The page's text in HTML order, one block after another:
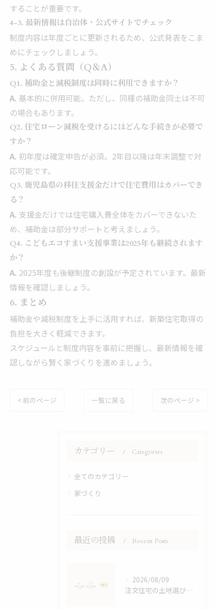
することが重要です。
4-3. 最新情報は自治体・公式サイトでチェック
制度内容は年度ごとに更新されるため、公式発表をこま
めにチェックしましょう。
5. よくある質問（Q＆A）
Q1. 補助金と減税制度は同時に利用できますか？
A. 基本的に併用可能。ただし、同種の補助金同士は不可
の場合もあります。
Q2. 住宅ローン減税を受けるにはどんな手続きが必要で
すか？
A. 初年度は確定申告が必須。2年目以降は年末調整で対
応可能です。
Q3. 鹿児島県の移住支援金だけで住宅費用はカバーでき
る？
A. 支援金だけでは住宅購入費全体をカバーできないた
め、補助金は部分サポートと考えましょう。
Q4. こどもエコすまい支援事業は2025年も継続されます
か？
A. 2025年度も後継制度の創設が予定されています。最新
情報を確認しましょう。
6. まとめ
補助金や減税制度を上手に活用すれば、新築住宅取得の
負担を大きく軽減できます。
スケジュールと制度内容を事前に把握し、最新情報を確
認しながら賢く家づくりを進めましょう。
< 前のページ 一覧に戻る 次のページ >
カテゴリー Categories
全てのカテゴリー
家づくり
最近の投稿 Recent Posts
2026/08/09
注文住宅の土地選びで後悔しないためのポイントと効率的な進め方